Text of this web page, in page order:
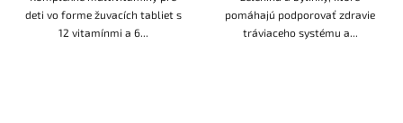
deti vo forme žuvacích tabliet s
12 vitamínmi a 6...
pomáhajú podporovať zdravie
tráviaceho systému a...